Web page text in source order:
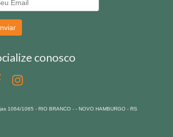
conosco
1064/1065 - RIO BRANCO - - NOVO HAMBURGO - RS